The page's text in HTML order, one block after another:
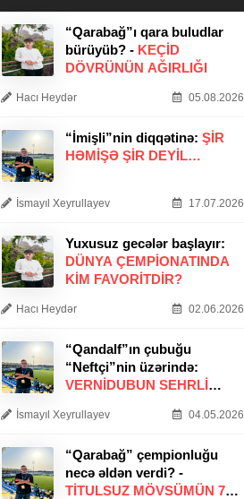
“Qarabağ”ı qara buludlar
bürüyüb? - KEÇID
DÖVRÜNÜN AĞIRLIĞI
Hacı Heydər 05.08.2026
“İmişli”nin diqqətinə: ŞIR
HƏMIŞƏ ŞIR DEYIL…
İsmayıl Xeyrullayev 17.07.2026
Yuxusuz gecələr başlayır:
DÜNYA ÇEMPIONATINDA
KIM FAVORITDIR?
Hacı Heydər 02.06.2026
“Qandalf”ın çubuğu
“Neftçi”nin üzərində:
VERNİDUBUN SEHRLİ
İsmayıl Xeyrullayev 04.05.2026
“Qarabağ” çempionluğu
necə əldən verdi? -
TITULSUZ MÖVSÜMÜN 7